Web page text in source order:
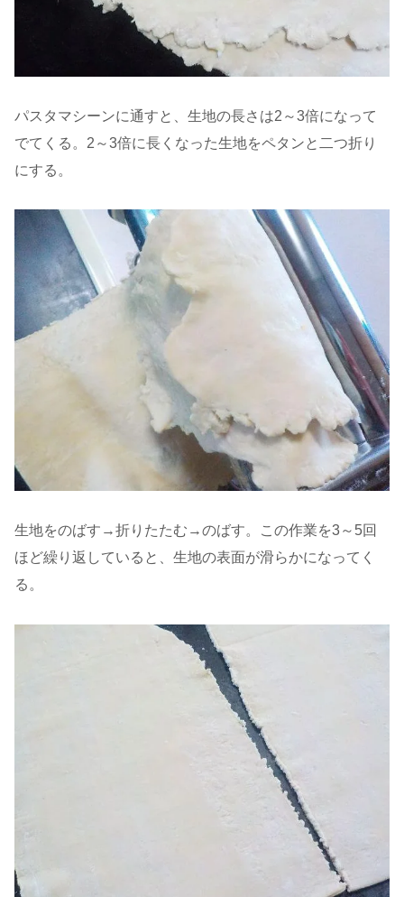
パスタマシーンに通すと、生地の長さは2～3倍になって
でてくる。2～3倍に長くなった生地をペタンと二つ折り
にする。
生地をのばす→折りたたむ→のばす。この作業を3～5回
ほど繰り返していると、生地の表面が滑らかになってく
る。